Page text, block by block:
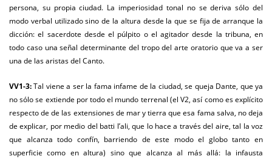
persona, su propia ciudad. La imperiosidad tonal no se deriva sólo del
modo verbal utilizado sino de la altura desde la que se fija de arranque la
dicción: el sacerdote desde el púlpito o el agitador desde la tribuna, en
todo caso una señal determinante del tropo del arte oratorio que va a ser
una de las aristas del Canto.
VV1-3:Tal viene a ser la fama infame de la ciudad, se queja Dante, que ya
no sólo se extiende por todo el mundo terrenal (el V2, así como es explícito
respecto de de las extensiones de mar y tierra que esa fama salva, no deja
de explicar, por medio del batti l’ali, que lo hace a través del aire, tal la voz
que alcanza todo confín, barriendo de este modo el globo tanto en
superficie como en altura) sino que alcanza al más allá: la infausta